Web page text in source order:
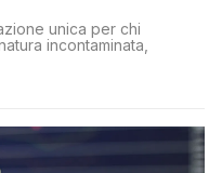
unica per chi
incontaminata,